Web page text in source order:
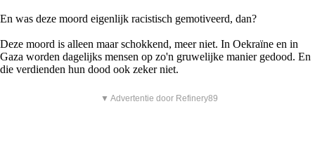
En was deze moord eigenlijk racistisch gemotiveerd, dan?
Deze moord is alleen maar schokkend, meer niet. In Oekraïne en in
Gaza worden dagelijks mensen op zo'n gruwelijke manier gedood. En
die verdienden hun dood ook zeker niet.
▼ Advertentie door Refinery89